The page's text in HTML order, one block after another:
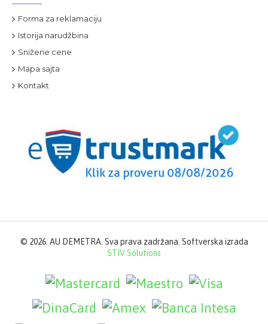
Forma za reklamaciju
Istorija narudžbina
Snižene cene
Mapa sajta
Kontakt
© 2026. AU DEMETRA. Sva prava zadržana. Softverska izrada
STIV Solutions